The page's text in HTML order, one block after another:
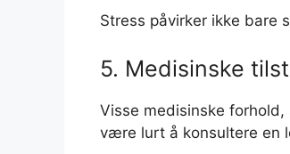
Stress påvirker ikke bare
5. Medisinske
Visse medisinske
være lurt å konsultere en